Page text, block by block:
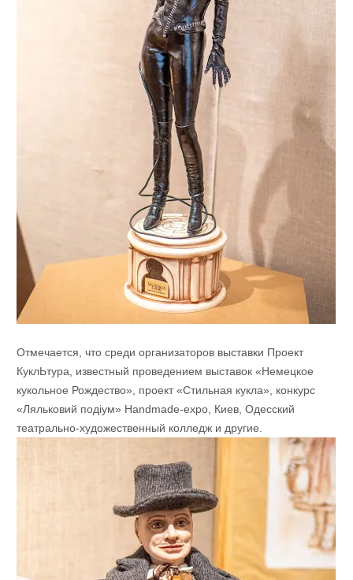
Отмечается, что среди организаторов выставки Проект
КуклЬтура, известный проведением выставок «Немецкое
кукольное Рождество», проект «Стильная кукла», конкурс
«Ляльковий подіум» Handmade-expo, Киев, Одесский
театрально-художественный колледж и другие.